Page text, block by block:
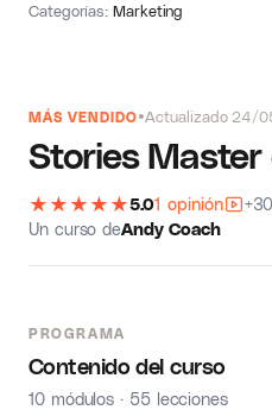
MÁS VENDIDO Actualizado 24/
Stories Master
★ ★ ★ ★ ★5.01 opinión
Un curso deAndy Coach
PROGRAMA
Contenido del curso
10 módulos · 55 lecciones
Categorías:Marketing